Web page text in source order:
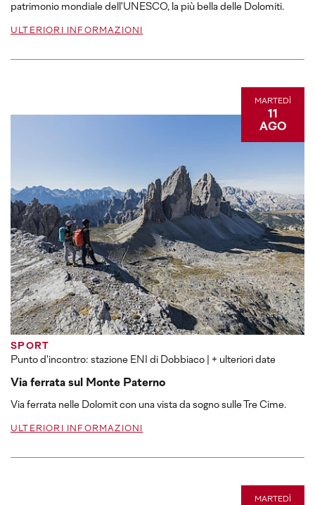
patrimonio mondiale dell'UNESCO, la più bella delle Dolomiti.
ULTERIORI INFORMAZIONI
MARTEDÌ
11
AGO
SPORT
Punto d'incontro: stazione ENI di Dobbiaco | + ulteriori date
Via ferrata sul Monte Paterno
Via ferrata nelle Dolomit con una vista da sogno sulle Tre Cime.
ULTERIORI INFORMAZIONI
MARTEDÌ